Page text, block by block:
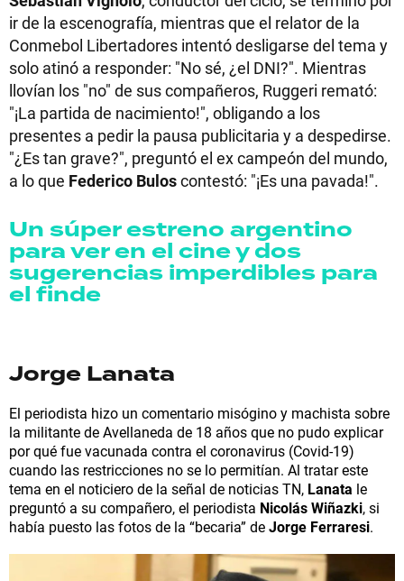
ir de la escenografía, mientras que el relator de la
Conmebol Libertadores intentó desligarse del tema y
solo atinó a responder: "No sé, ¿el DNI?". Mientras
llovían los "no" de sus compañeros, Ruggeri remató:
"¡La partida de nacimiento!", obligando a los
presentes a pedir la pausa publicitaria y a despedirse.
"¿Es tan grave?", preguntó el ex campeón del mundo,
a lo que Federico Buloscontestó: "¡Es una pavada!".
Un súper estreno argentino
para ver en el cine y dos
sugerencias imperdibles para
el finde
Jorge Lanata
El periodista hizo un comentario misógino y machista sobre
la militante de Avellaneda de 18 años que no pudo explicar
por qué fue vacunada contra el coronavirus (Covid-19)
cuando las restricciones no se lo permitían. Al tratar este
tema en el noticiero de la señal de noticias TN, Lanata le
preguntó a su compañero, el periodista Nicolás Wiñazki, si
había puesto las fotos de la “becaria” deJorge Ferraresi.